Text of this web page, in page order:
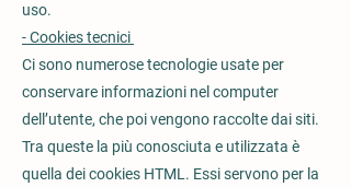
uso.
- Cookies tecnici
Ci sono numerose tecnologie usate per
conservare informazioni nel computer
dell’utente, che poi vengono raccolte dai siti.
Tra queste la più conosciuta e utilizzata è
quella dei cookies HTML. Essi servono per la